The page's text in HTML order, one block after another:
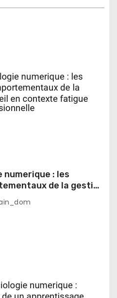
numerique : les
de la gestion
fatigue